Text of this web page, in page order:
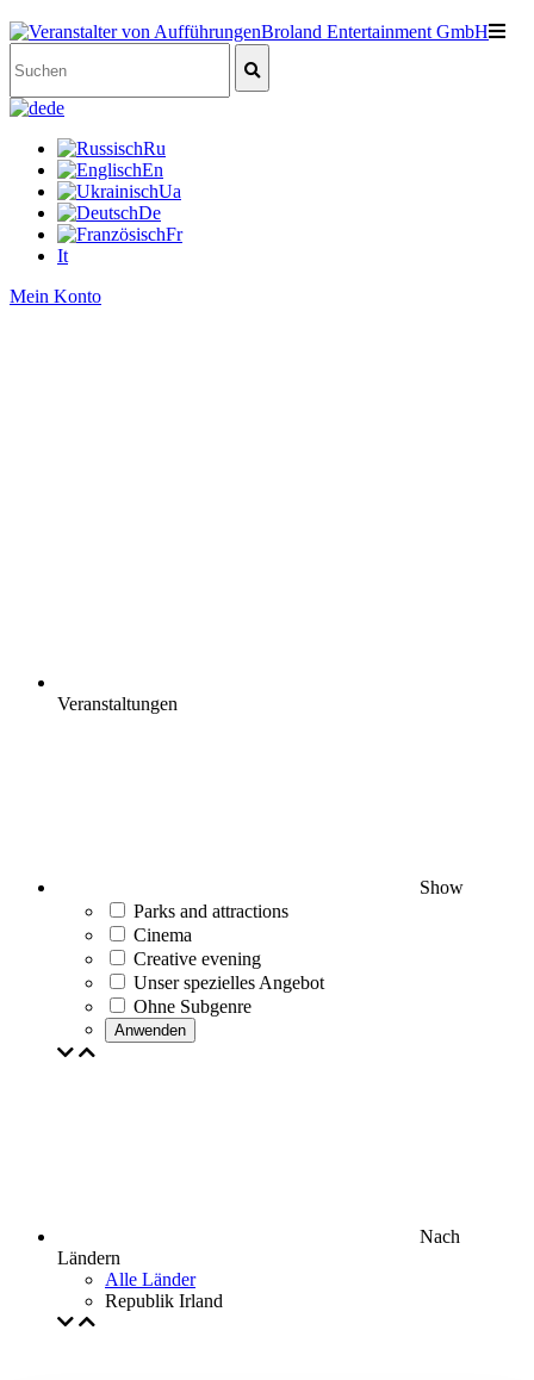
de
Ru
En
Ua
De
Fr
It
Mein Konto
Veranstaltungen
Show
Parks and attractions
Cinema
Creative evening
Unser spezielles Angebot
Ohne Subgenre
Anwenden
Nach
Ländern
Alle Länder
Republik Irland